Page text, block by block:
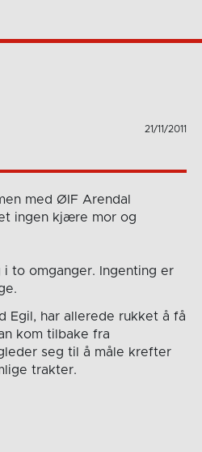
21/11/2011
med ØIF Arendal
ingen kjære mor og
to omganger. Ingenting er
Egil, har allerede rukket å få
kom tilbake fra
seg til å måle krefter
trakter.